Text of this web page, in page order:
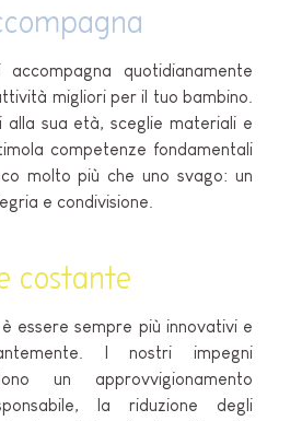
quotidianamente
migliori per il tuo bambino.
alla sua età, sceglie materiali e
competenze fondamentali
molto più che uno svago: un
e condivisione.
costante
essere sempre più innovativi e
I nostri impegni
un approvvigionamento
la riduzione degli